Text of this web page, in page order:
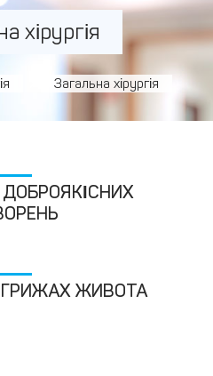
хірургія
Загальна хірургія
ГРИЖАХ ЖИВОТА